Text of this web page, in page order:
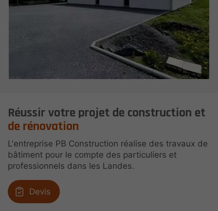
Réussir votre projet de construction et
de rénovation
L'entreprise PB Construction réalise des travaux de
bâtiment pour le compte des particuliers et
professionnels dans les Landes.
Devis